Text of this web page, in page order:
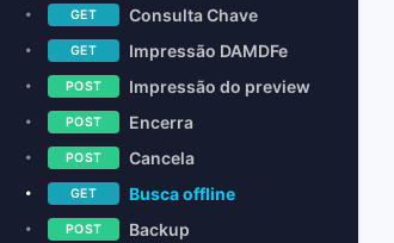
GET Consulta Chave
GET Impressão DAMDFe
POST Impressão do preview
POST Encerra
POST Cancela
GET Busca offline
POST Backup